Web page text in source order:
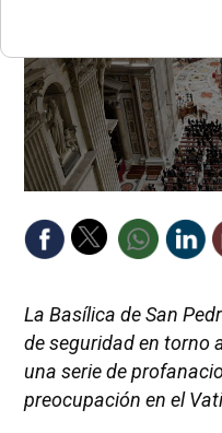
La Basílica de San
de seguridad en torno
una serie de
preocupación en el